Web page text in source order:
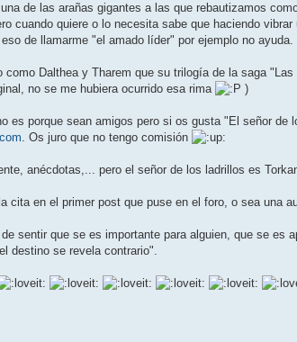
de las arañas gigantes a las que rebautizamos
cuando quiere o lo necesita sabe que haciendo
de llamarme "el amado líder" por ejemplo no
como Dalthea y Tharem que su trilogía de la saga
no se me hubiera ocurrido esa rima
)
es porque sean amigos pero si os gusta "El señor
. Os juro que no tengo comisión
anécdotas,... pero el señor de los ladrillos es
cita en el primer post que puse en el foro, o sea una
sentir que se es importante para alguien, que se
destino se revela contrario".